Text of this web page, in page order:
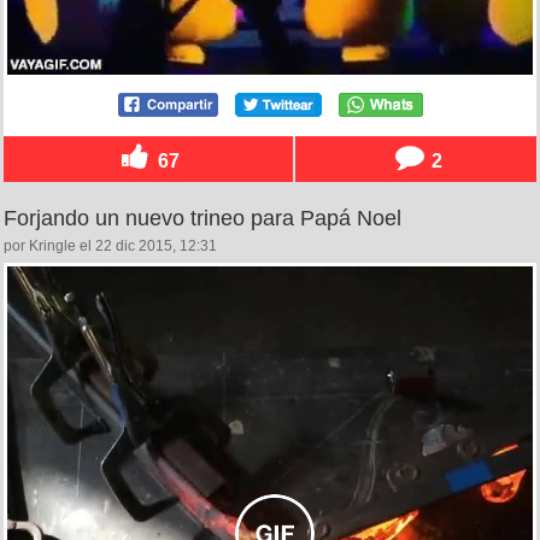
67 2
Forjando un nuevo trineo para Papá Noel
por Kringle el 22 dic 2015, 12:31